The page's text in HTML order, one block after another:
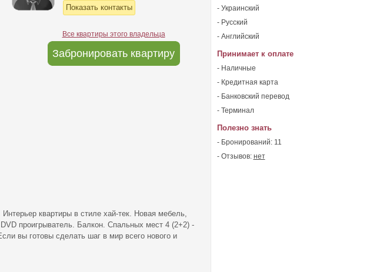
- Украинский
- Русский
- Английский
Принимает к оплате
- Наличные
- Кредитная карта
- Банковский перевод
- Терминал
Полезно знать
- Бронирований: 11
- Отзывов: нет
Показать контакты
Все квартиры этого владельца
Забронировать квартиру
квартиры в стиле хай-тек. Новая мебель,
проигрыватель. Балкон. Спальных мест 4 (2+2) -
вы готовы сделать шаг в мир всего нового и